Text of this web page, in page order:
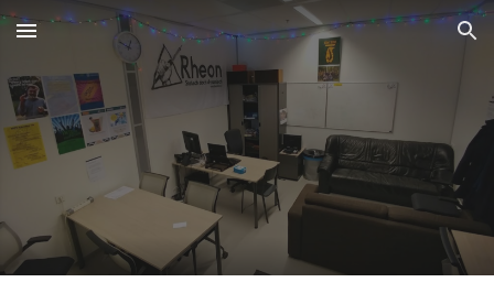
Skip to main content Skip to navigation